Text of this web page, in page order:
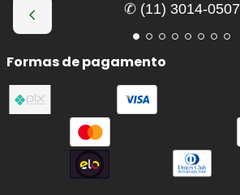
✆ (11) 3014-0507
Formas de pagamento